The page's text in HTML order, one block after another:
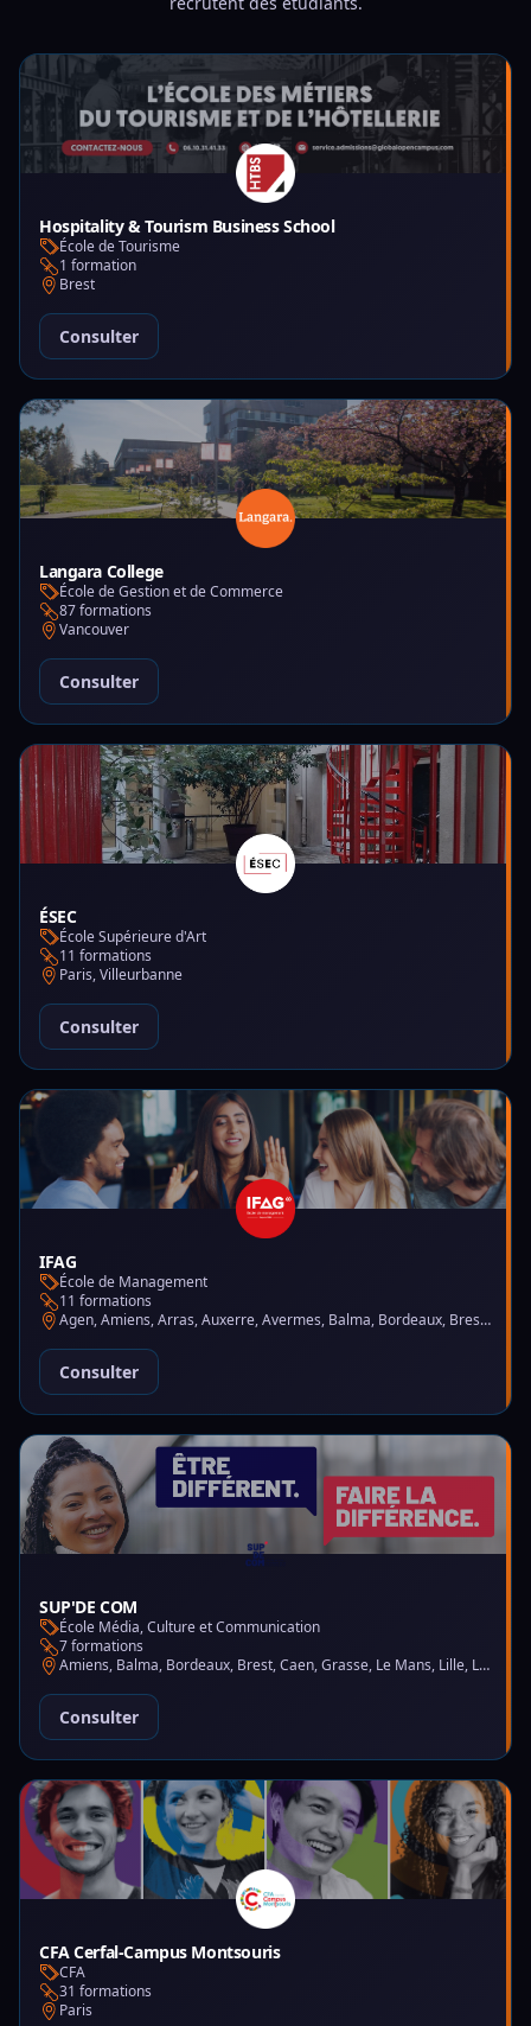
Hospitality & Tourism Business School
École de Tourisme
1 formation
Brest
Consulter
Langara College
École de Gestion et de Commerce
87 formations
Vancouver
Consulter
ÉSEC
École Supérieure d'Art
11 formations
Paris, Villeurbanne
Consulter
IFAG
École de Management
11 formations
Agen, Amiens, Arras, Auxerre, Avermes, Balma, Bordeaux, Brest, Charleville-Mézières, Chartres, Courbevoie, Dijon, Gap, La Garde, Le Mans, Lille, Lyon, Mont-de-Marsan, Montluçon, Montpellier, Mulhouse, Nantes, Puteaux, Reims, Rennes, Trélazé
Consulter
SUP'DE COM
École Média, Culture et Communication
7 formations
Amiens, Balma, Bordeaux, Brest, Caen, Grasse, Le Mans, Lille, Lyon, Montpellier, Nantes, Nice, Paris, Saint-Martin-d'Hères
Consulter
CFA Cerfal-Campus Montsouris
CFA
31 formations
Paris